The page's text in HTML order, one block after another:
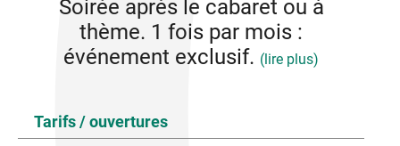
Soirée après le cabaret ou à
thème. 1 fois par mois :
événement exclusif. (lire plus)
Tarifs / ouvertures